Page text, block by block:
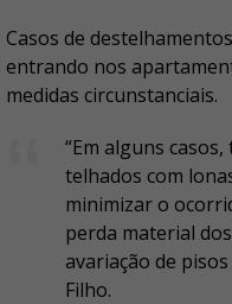
Casos de
entrando nos
medidas circunstanciais.
“Em alguns
telhados com
minimizar o
perda material
avariação de
Filho.